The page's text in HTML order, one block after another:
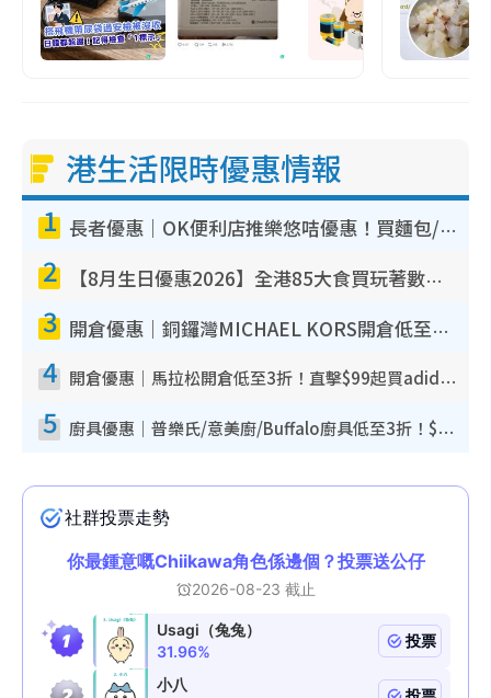
港生活限時優惠情報
1 長者優惠｜OK便利店推樂悠咭優惠！買麵包/牛奶/保健品拍卡即減
2 【8月生日優惠2026】全港85大食買玩著數攻略 自助餐/火鍋放題同行免費＋誠品/DONKI送現金券
3 開倉優惠｜銅鑼灣MICHAEL KORS開倉低至17折！直擊$500起買手袋/銀包/鞋款 必買經典Jet Set系列
4 開倉優惠｜馬拉松開倉低至3折！直擊$99起買adidas／New Balance／Puma鞋款 STANLEY保溫杯劈價至$119起
5 廚具優惠｜普樂氏/意美廚/Buffalo廚具低至3折！$89起買煎鍋／炒鑊／個人鍋 同場小家電激減至$99起